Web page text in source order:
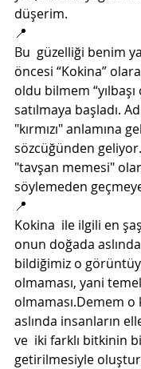
düşerim.
📍
Bu  güzelliği benim
öncesi “Kokina”
oldu bilmem “yılbaşı
satılmaya başladı.
"kırmızı" anlamına
sözcüğünden
"tavşan memesi"
söylemeden
📍
Kokina  ile ilgili en
onun doğada
bildiğimiz o
olmaması, yani
olmaması.Demem o
aslında insanların
ve  iki farklı bitkinin
getirilmesiyle